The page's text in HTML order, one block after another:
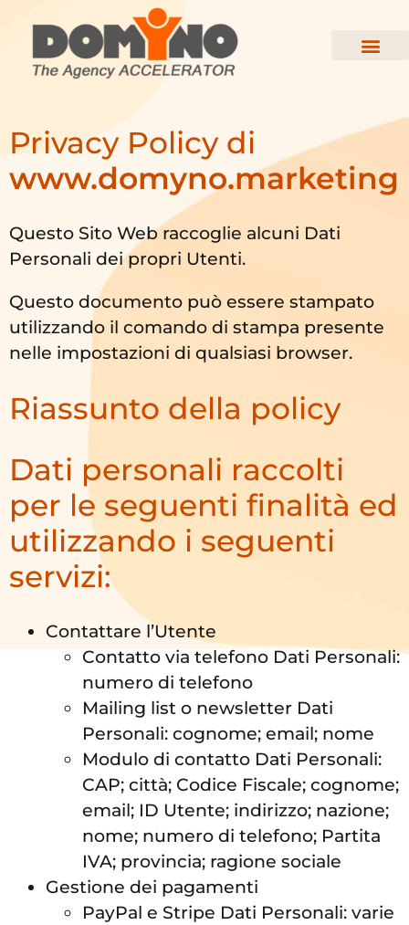
Privacy Policy di
www.domyno.marketing
Questo Sito Web raccoglie alcuni Dati
Personali dei propri Utenti.
Questo documento può essere stampato
utilizzando il comando di stampa presente
nelle impostazioni di qualsiasi browser.
Riassunto della policy
Dati personali raccolti
per le seguenti finalità ed
utilizzando i seguenti
servizi:
Contattare l’Utente
Contatto via telefono Dati Personali:
numero di telefono
Mailing list o newsletter Dati
Personali: cognome; email; nome
Modulo di contatto Dati Personali:
CAP; città; Codice Fiscale; cognome;
email; ID Utente; indirizzo; nazione;
nome; numero di telefono; Partita
IVA; provincia; ragione sociale
Gestione dei pagamenti
PayPal e Stripe Dati Personali: varie